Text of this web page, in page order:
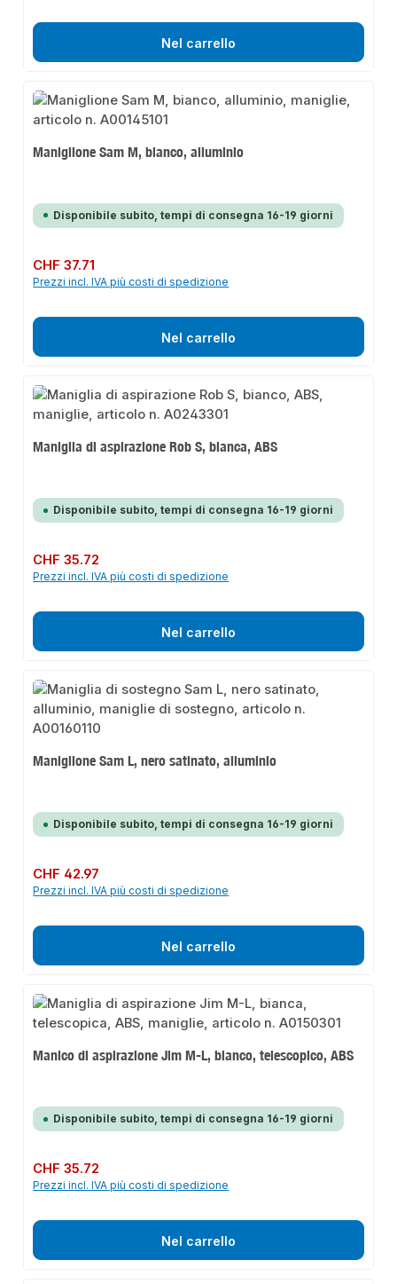
Nel carrello
Maniglione Sam M, bianco, alluminio
Disponibile subito, tempi di consegna 16-19 giorni
Prezzo normale:
CHF 37.71
Prezzi incl. IVA più costi di spedizione
Nel carrello
Maniglia di aspirazione Rob S, bianca, ABS
Disponibile subito, tempi di consegna 16-19 giorni
Prezzo normale:
CHF 35.72
Prezzi incl. IVA più costi di spedizione
Nel carrello
Maniglione Sam L, nero satinato, alluminio
Disponibile subito, tempi di consegna 16-19 giorni
Prezzo normale:
CHF 42.97
Prezzi incl. IVA più costi di spedizione
Nel carrello
Manico di aspirazione Jim M-L, bianco, telescopico, ABS
Disponibile subito, tempi di consegna 16-19 giorni
Prezzo normale:
CHF 35.72
Prezzi incl. IVA più costi di spedizione
Nel carrello